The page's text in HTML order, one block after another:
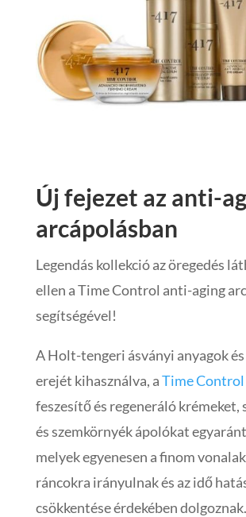
Új fejezet az anti-
arcápolásban
Legendás kollekció az öregedés
ellen a Time Control anti-aging
segítségével!
A Holt-tengeri ásványi anyagok
erejét kihasználva, aTime
feszesítő és regeneráló krémeket,
és szemkörnyék ápolókat
melyek egyenesen a finom
ráncokra irányulnak és az idő
csökkentése érdekében dolgoznak.